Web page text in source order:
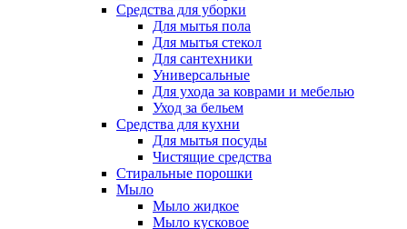
Средства для уборки
Для мытья пола
Для мытья стекол
Для сантехники
Универсальные
Для ухода за коврами и мебелью
Уход за бельем
Средства для кухни
Для мытья посуды
Чистящие средства
Стиральные порошки
Мыло
Мыло жидкое
Мыло кусковое